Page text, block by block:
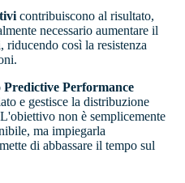
contribuiscono al risultato,
necessario aumentare il
così la resistenza
Predictive Performance
e gestisce la distribuzione
non è semplicemente
ma impiegarla
di abbassare il tempo sul